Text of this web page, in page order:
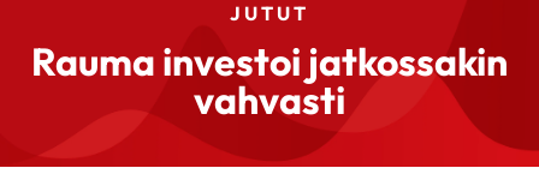
JUTUT
Rauma investoi jatkossakin
vahvasti